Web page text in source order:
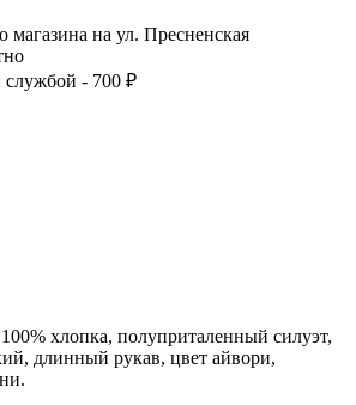
магазина на ул. Пресненская
службой - 700 ₽
хлопка, полуприталенный силуэт,
длинный рукав, цвет айвори,